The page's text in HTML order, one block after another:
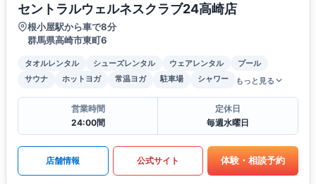
セントラルウェルネスクラブ24高崎店
根小屋駅から車で8分
群馬県高崎市東町6
タオルレンタル シューズレンタル ウェアレンタル
プール
サウナ
ホットヨガ 常温ヨガ 駐車場 シャワー もっと見る
営業時間
24:00間
定休日
毎週水曜日
店舗情報 公式サイト 体験・相談予約